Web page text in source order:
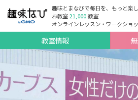
趣味とまなびで毎日を、もっと楽
お教室21,000教室
オンラインレッスン・ワークショ
教室情報